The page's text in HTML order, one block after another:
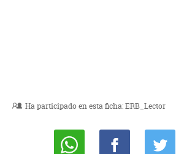
Ha participado en esta ficha:ERB_Lector